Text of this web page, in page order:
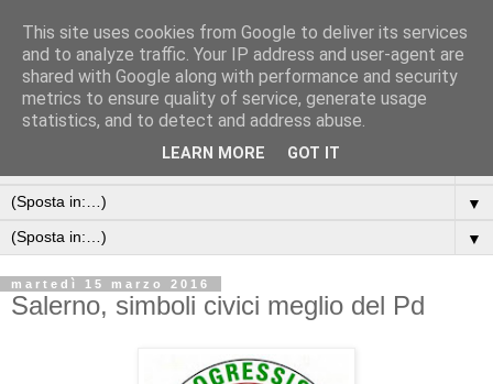
▼
▼
martedì 15 marzo 2016
Salerno, simboli civici meglio del Pd
This site uses cookies from Google to deliver its services
and to analyze traffic. Your IP address and user-agent are
shared with Google along with performance and security
metrics to ensure quality of service, generate usage
statistics, and to detect and address abuse.
LEARN MORE GOT IT